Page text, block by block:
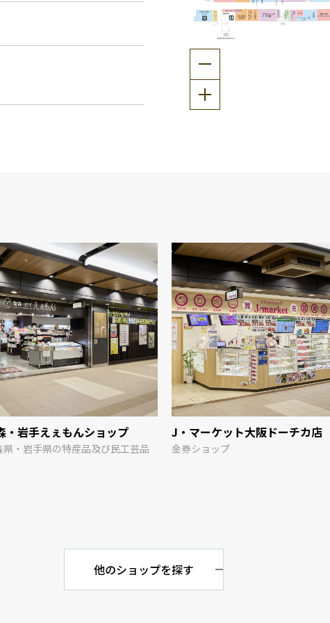
・岩手えぇもんショップ
県・岩手県の特産品及び民工芸品
J・マーケット大阪ドーチカ店
金券ショップ
他のショップを探す